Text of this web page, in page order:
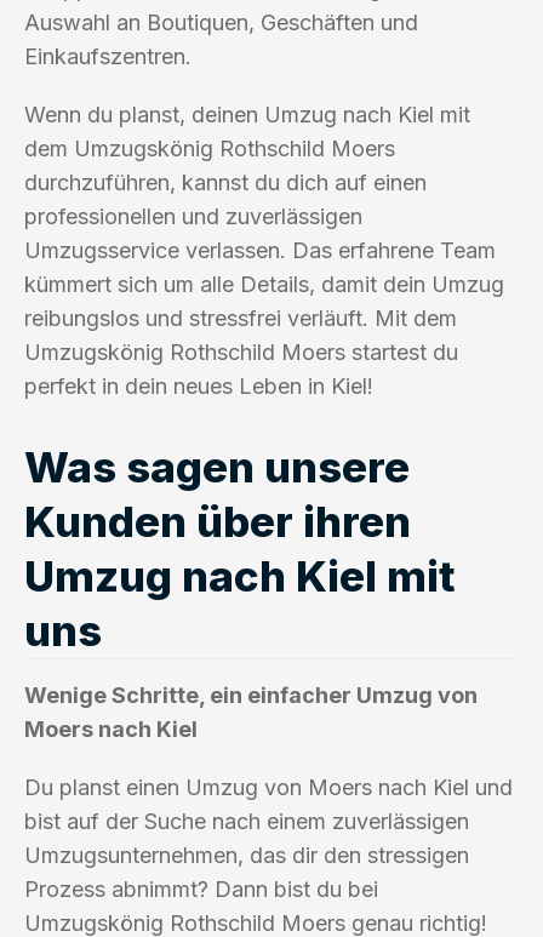
Auswahl an Boutiquen, Geschäften und
Einkaufszentren.
Wenn du planst, deinen Umzug nach Kiel mit
dem Umzugskönig Rothschild Moers
durchzuführen, kannst du dich auf einen
professionellen und zuverlässigen
Umzugsservice verlassen. Das erfahrene Team
kümmert sich um alle Details, damit dein Umzug
reibungslos und stressfrei verläuft. Mit dem
Umzugskönig Rothschild Moers startest du
perfekt in dein neues Leben in Kiel!
Was sagen unsere
Kunden über ihren
Umzug nach Kiel mit
uns
Wenige Schritte, ein einfacher Umzug von
Moers nach Kiel
Du planst einen Umzug von Moers nach Kiel und
bist auf der Suche nach einem zuverlässigen
Umzugsunternehmen, das dir den stressigen
Prozess abnimmt? Dann bist du bei
Umzugskönig Rothschild Moers genau richtig!